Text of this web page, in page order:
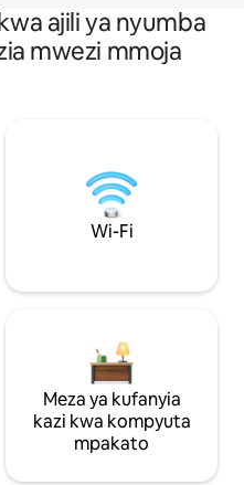
ajili ya nyumba
mwezi mmoja
Wi-Fi
Meza ya kufanyia
kazi kwa kompyuta
mpakato